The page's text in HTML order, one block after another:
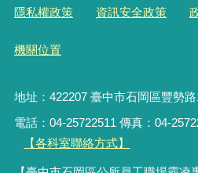
隱私權政策 資訊安全政策
機關位置
地址：422207 臺中市石岡區豐勢
電話：04-25722511 傳真：04-
【各科室聯絡方式】